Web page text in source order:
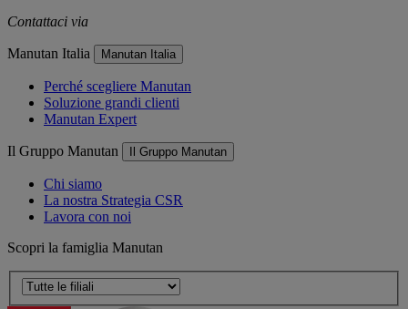
Contattaci via
Manutan Italia Manutan Italia
Perché scegliere Manutan
Soluzione grandi clienti
Manutan Expert
Il Gruppo Manutan Il Gruppo Manutan
Chi siamo
La nostra Strategia CSR
Lavora con noi
Scopri la famiglia Manutan